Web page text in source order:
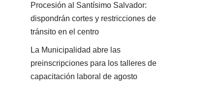
Procesión al Santísimo Salvador:
dispondrán cortes y restricciones de
tránsito en el centro
La Municipalidad abre las
preinscripciones para los talleres de
capacitación laboral de agosto